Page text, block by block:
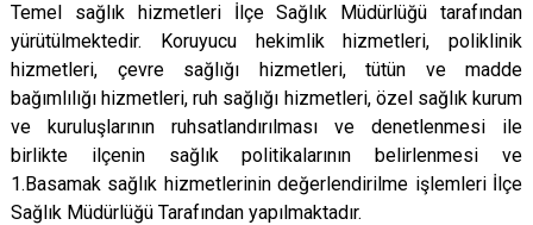
Bayındır
Bergama
Beydağ
Bornova
Buca
Çeşme
Güzelbahçe
Karaburun
Karşıyaka
Kemalpaşa
Kınık
Kiraz
Ödemiş
Seferihisar
Selçuk
Tire
Torbalı
Temel sağlık hizmetleri İlçe Sağlık Müdürlüğü tarafından
yürütülmektedir. Koruyucu hekimlik hizmetleri, poliklinik
hizmetleri, çevre sağlığı hizmetleri, tütün ve madde
bağımlılığı hizmetleri, ruh sağlığı hizmetleri, özel sağlık kurum
ve kuruluşlarının ruhsatlandırılması ve denetlenmesi ile
birlikte ilçenin sağlık politikalarının belirlenmesi ve
1.Basamak sağlık hizmetlerinin değerlendirilme işlemleri İlçe
Sağlık Müdürlüğü Tarafından yapılmaktadır.